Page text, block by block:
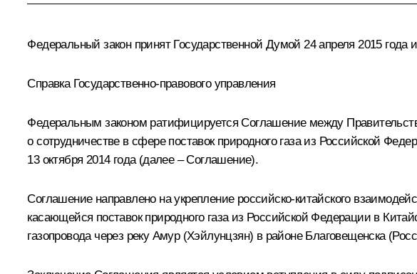
Федеральный закон принят Государственной Думой 24 апреля 2015
Справка Государственно-правового управления
Федеральным законом ратифицируется Соглашение между
о сотрудничестве в сфере поставок природного газа из Российской
13 октября 2014 года (далее – Соглашение).
Соглашение направлено на укрепление российско-китайского
касающейся поставок природного газа из Российской Федерации в
газопровода через реку Амур (Хэйлунцзян) в районе Благовещенска